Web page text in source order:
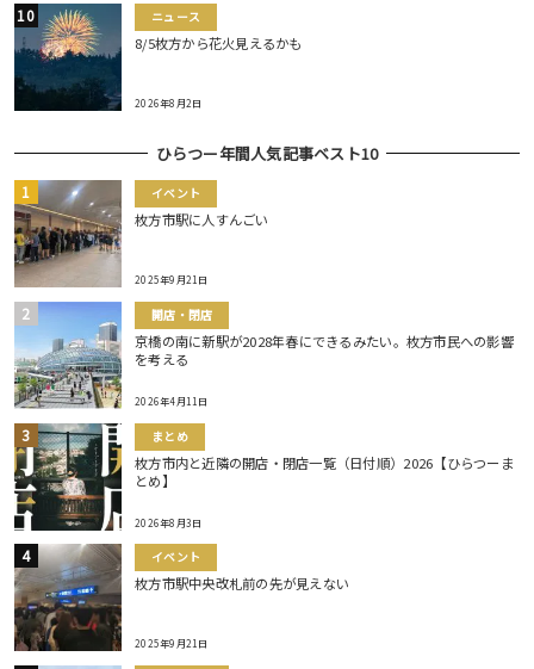
ニュース
8/5枚方から花火見えるかも
2026年8月2日
ひらつー年間人気記事ベスト10
イベント
枚方市駅に人すんごい
2025年9月21日
開店・閉店
京橋の南に新駅が2028年春にできるみたい。枚方市民への影響
を考える
2026年4月11日
まとめ
枚方市内と近隣の開店・閉店一覧（日付順）2026【ひらつーま
とめ】
2026年8月3日
イベント
枚方市駅中央改札前の先が見えない
2025年9月21日